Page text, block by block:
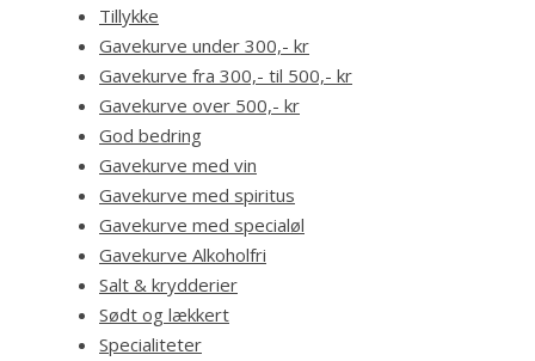
Tillykke
Gavekurve under 300,- kr
Gavekurve fra 300,- til 500,- kr
Gavekurve over 500,- kr
God bedring
Gavekurve med vin
Gavekurve med spiritus
Gavekurve med specialøl
Gavekurve Alkoholfri
Salt & krydderier
Sødt og lækkert
Specialiteter